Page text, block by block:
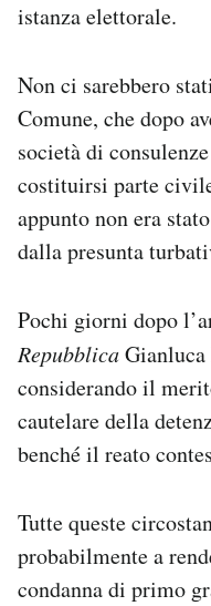
istanza elettorale.
Non ci sarebbero
Comune, che dopo
società di
costituirsi parte
appunto non era
dalla presunta
Pochi giorni dopo
Repubblica
considerando il
cautelare della
benché il reato
Tutte queste
probabilmente a
condanna di primo